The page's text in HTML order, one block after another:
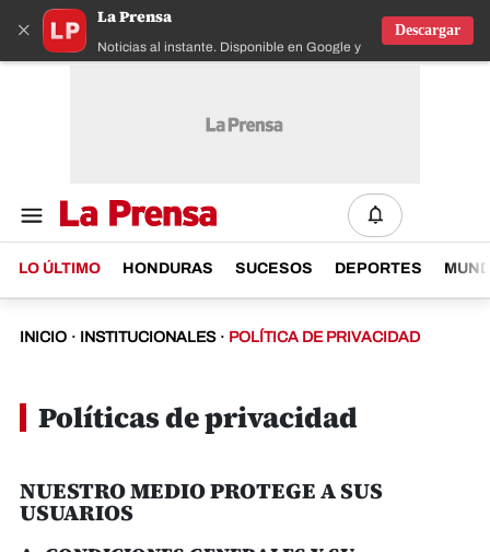
×
La Prensa
Noticias al instante. Disponible en Google y IOS
Descargar
LO ÚLTIMO HONDURAS SUCESOS DEPORTES
INICIO · INSTITUCIONALES · POLÍTICA DE PRIVACIDAD
Políticas de privacidad
NUESTRO MEDIO PROTEGE A SUS
USUARIOS